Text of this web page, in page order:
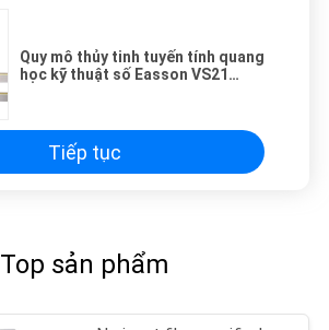
Quy mô thủy tinh tuyến tính quang
học kỹ thuật số Easson VS21
Tiếp tục
Top sản phẩm